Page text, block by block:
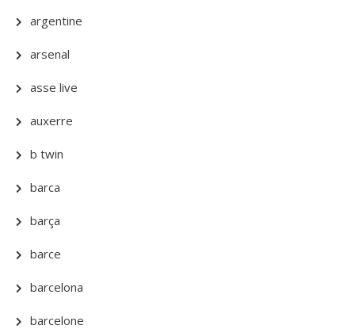
argentine
arsenal
asse live
auxerre
b twin
barca
barça
barce
barcelona
barcelone